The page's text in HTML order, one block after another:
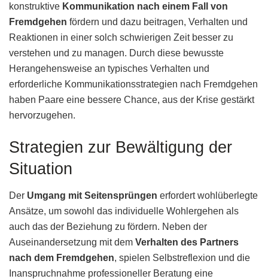
konstruktive Kommunikation nach einem Fall von
Fremdgehen fördern und dazu beitragen, Verhalten und
Reaktionen in einer solch schwierigen Zeit besser zu
verstehen und zu managen. Durch diese bewusste
Herangehensweise an typisches Verhalten und
erforderliche Kommunikationsstrategien nach Fremdgehen
haben Paare eine bessere Chance, aus der Krise gestärkt
hervorzugehen.
Strategien zur Bewältigung der
Situation
Der Umgang mit Seitensprüngen erfordert wohlüberlegte
Ansätze, um sowohl das individuelle Wohlergehen als
auch das der Beziehung zu fördern. Neben der
Auseinandersetzung mit dem Verhalten des Partners
nach dem Fremdgehen, spielen Selbstreflexion und die
Inanspruchnahme professioneller Beratung eine